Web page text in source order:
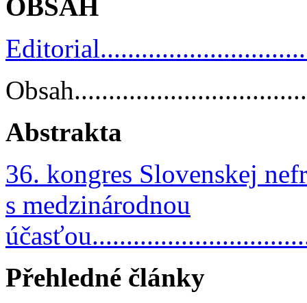
OBSAH
Abstrakta
36. kongres Slovenskej
s medzinárodnou
Přehledné články